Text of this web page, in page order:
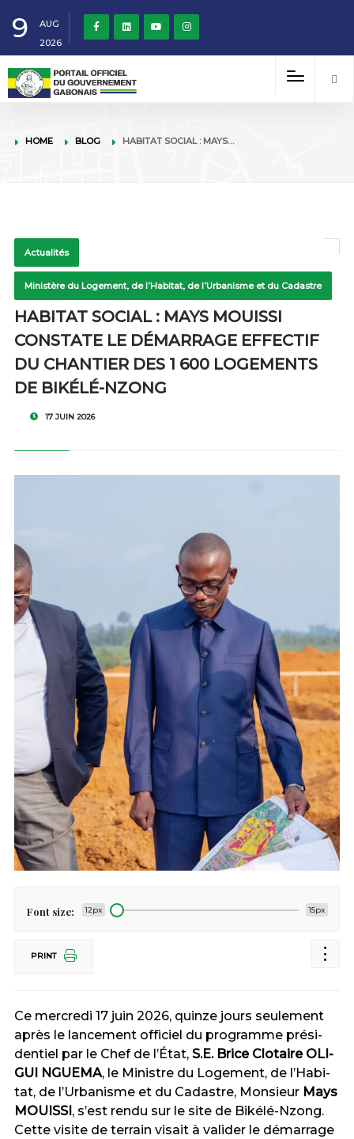
9
AUG
2026
HOME BLOG HABITAT SOCIAL : MAYS…
Actualités
Ministère du Logement, de l’Habitat, de l’Urbanisme et du Cadastre
HABITAT SOCIAL : MAYS MOUISSI
CONSTATE LE DÉMARRAGE EFFECTIF
DU CHANTIER DES 1 600 LOGEMENTS
DE BIKÉLÉ-NZONG
17 JUIN 2026
Font size: 12px 15px
PRINT
Ce mercredi 17 jui­n 2026, quin­ze jours se­ule­ment
après le lan­ce­ment of­fi­ciel du pro­gram­me pré­si­
den­tiel par le Chef de l’É­tat, S.E. Brice Clo­taire O­LI­
GUI N­GUE­MA, le Mi­nis­tre du Lo­ge­ment, de l’Ha­bi­
tat, de l’Ur­ba­nis­me et du Ca­das­tre, Monsieur Mays
MOUISSI, s’est ren­du sur le si­te de Bi­ké­lé-N­zong.
Cet­te vi­si­te de ter­rain vis­ait à va­li­der le dé­mar­ra­ge